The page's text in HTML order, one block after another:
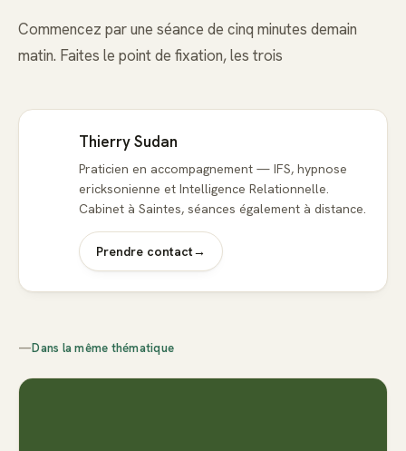
Commencez par une séance de cinq minutes demain
matin. Faites le point de fixation, les trois
Thierry Sudan
Praticien en accompagnement — IFS, hypnose
ericksonienne et Intelligence Relationnelle.
Cabinet à Saintes, séances également à distance.
Prendre contact→
—Dans la même thématique